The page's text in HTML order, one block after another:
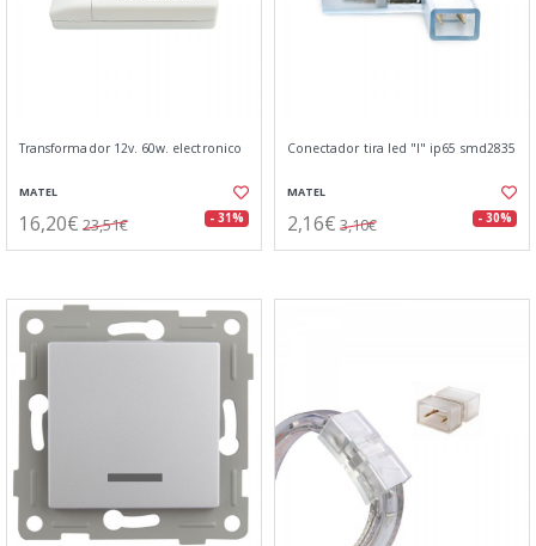
Transformador 12v. 60w. electronico
MATEL
16,20€ 23,51€ - 31%
Conectador tira led "l" ip65 smd2835
MATEL
2,16€ 3,10€ - 30%